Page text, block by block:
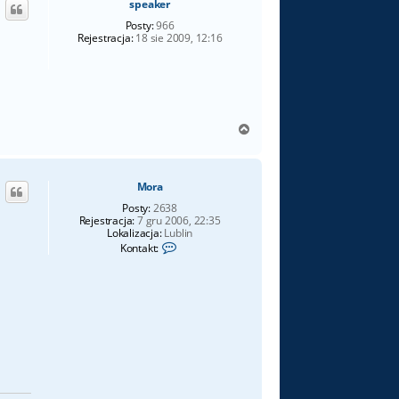
speaker
Posty:966
Rejestracja:18 sie 2009, 12:16
g
Mora
Posty:2638
Rejestracja:7 gru 2006, 22:35
Lokalizacja:Lublin
Kontakt: